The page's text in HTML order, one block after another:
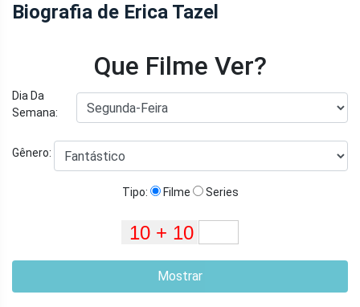
Biografia de Erica Tazel
Que Filme Ver?
Dia Da
Semana:
Gênero:
Tipo: Filme Series
Mostrar